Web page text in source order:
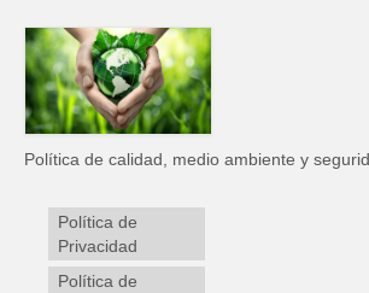
Política de calidad, medio ambiente y
Política de
Privacidad
Política de